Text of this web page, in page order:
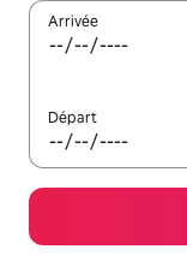
Arrivée
Départ